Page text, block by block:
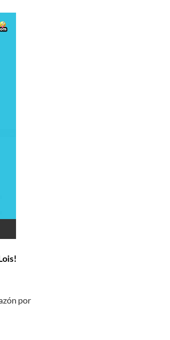
por